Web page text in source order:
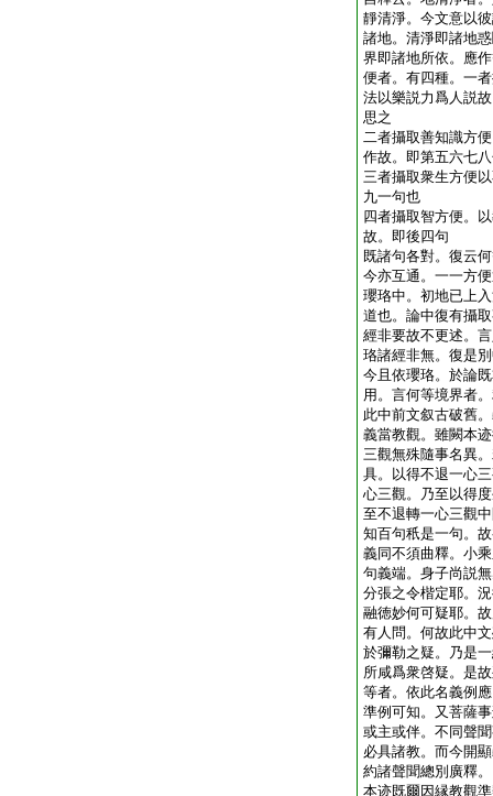
靜清淨。今文意以
諸地。清淨即諸地
界即諸地所依。應
便者。有四種。一
法以樂説力爲人説
思之
二者攝取善知識方
作故。即第五六七
三者攝取衆生方便
九一句也
四者攝取智方便。
故。即後四句
既諸句各對。復云
今亦互通。一一方
瓔珞中。初地已上
道也。論中復有攝
經非要故不更述。
珞諸經非無。復是
今且依瓔珞。於論
用。言何等境界者
此中前文叙古破舊
義當教觀。雖闕本
三觀無殊隨事名異
具。以得不退一心
心三觀。乃至以得
至不退轉一心三觀
知百句秖是一句。
義同不須曲釋。小
句義端。身子尚説
分張之令楷定耶。
融徳妙何可疑耶。
有人問。何故此中
於彌勒之疑。乃是
所咸爲衆啓疑。是
等者。依此名義例
準例可知。又菩薩
或主或伴。不同聲
必具諸教。而今開
約諸聲聞總別廣釋
本迹既爾因縁教觀